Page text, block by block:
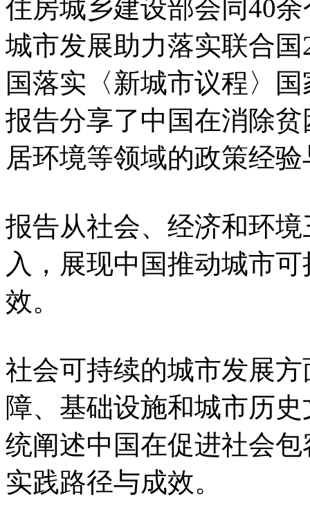
住房城乡建设部会同40
城市发展助力落实联合
国落实〈新城市议程〉
报告分享了中国在消除
居环境等领域的政策经
报告从社会、经济和环
入，展现中国推动城市
效。
社会可持续的城市发展
障、基础设施和城市历
统阐述中国在促进社会
实践路径与成效。